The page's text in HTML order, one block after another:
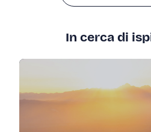
In cerca di